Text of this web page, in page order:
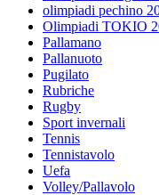
olimpiadi pechino
Olimpiadi TOKIO
Pallamano
Pallanuoto
Pugilato
Rubriche
Rugby
Sport invernali
Tennis
Tennistavolo
Uefa
Volley/Pallavolo